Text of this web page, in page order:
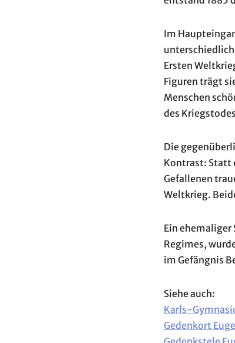
Im
Ersten
Figuren trägt
Menschen
des
Die
Kontrast: Statt
Gefallenen
Weltkrieg.
Ein ehemaliger
Regimes,
im Gefängnis
Siehe auch:
Karls-
Gedenkort